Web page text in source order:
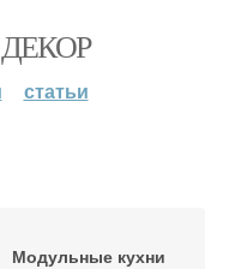
статьи
Модульные кухни